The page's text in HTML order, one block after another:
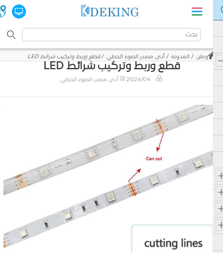
وطن المدونة أدى مصدر الضوء الخطي قطع وربط وتركيب شرائط LED
قطع وربط وتركيب شرائط LED
2024/04 أدى مصدر الضوء الخطي